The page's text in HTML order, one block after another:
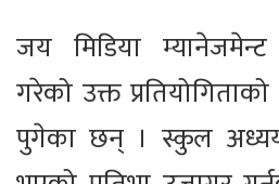
जय मिडिया
गरेको उक्त
पुगेका छन् । स्कुल